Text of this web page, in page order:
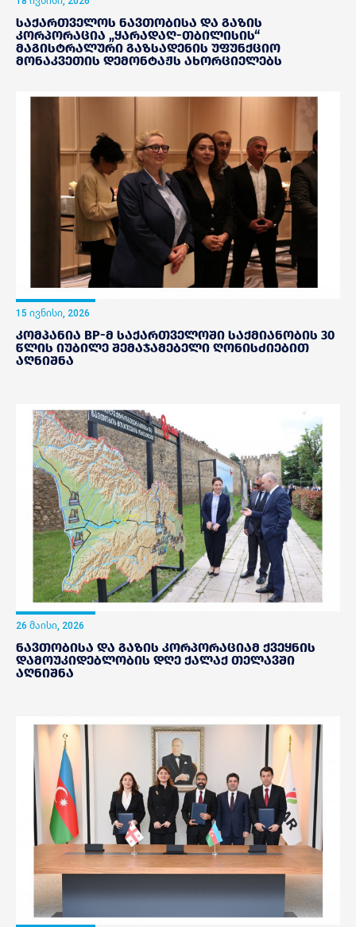
საქართველოს ნავთობისა და გაზის
კორპორაცია „ყარადაღ-თბილისის“
მაგისტრალური გაზსადენის უფუნქციო
მონაკვეთის დემონტაჟს ახორციელებს
15 ივნისი, 2026
კომპანია BP-მ საქართველოში საქმიანობის 30
წლის იუბილე შემაჯამებელი ღონისძიებით
აღნიშნა
26 მაისი, 2026
ნავთობისა და გაზის კორპორაციამ ქვეყნის
დამოუკიდებლობის დღე ქალაქ თელავში
აღნიშნა